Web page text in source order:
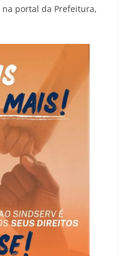
na portal da Prefeitura,